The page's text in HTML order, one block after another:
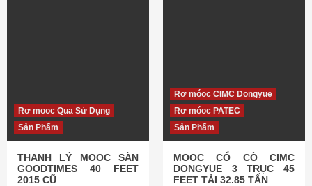
Rơ mooc Qua Sử Dụng
Sản Phẩm
THANH LÝ MOOC SÀN
GOODTIMES 40 FEET
2015 CŨ
Rơ móoc CIMC Dongyue
Rơ móoc PATEC
Sản Phẩm
MOOC CỔ CÒ CIMC
DONGYUE 3 TRỤC 45
FEET TẢI 32.85 TẤN